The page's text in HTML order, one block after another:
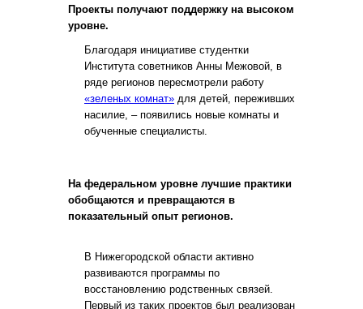
На федеральном уровне лучшие практики
обобщаются и превращаются в
показательный опыт регионов.
В Нижегородской области активно
развиваются программы по
восстановлению родственных связей.
Первый из таких проектов был реализован
Проекты получают поддержку на высоком
уровне.
Благодаря инициативе студентки
Института советников Анны Межовой, в
ряде регионов пересмотрели работу
«зеленых комнат» для детей, переживших
насилие, – появились новые комнаты и
обученные специалисты.